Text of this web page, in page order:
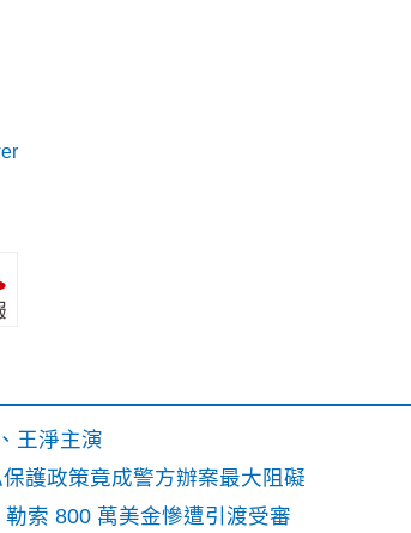
王淨主演
護政策竟成警方辦案最大阻礙
索 800 萬美金慘遭引渡受審